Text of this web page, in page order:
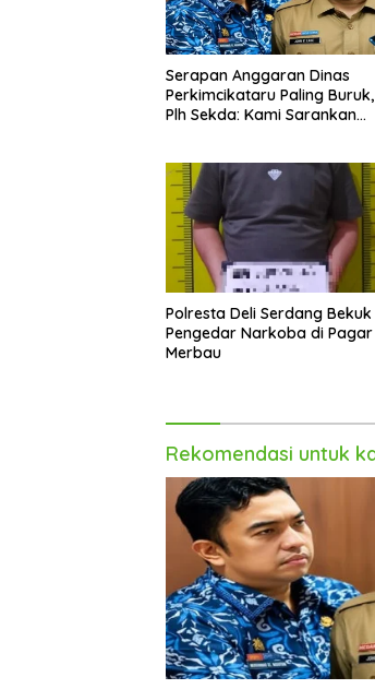
Serapan Anggaran Dinas
Perkimcikataru Paling Buruk,
Plh Sekda: Kami Sarankan
Polresta Deli Serdang Bekuk
Pengedar Narkoba di Pagar
Merbau
Rekomendasi untuk